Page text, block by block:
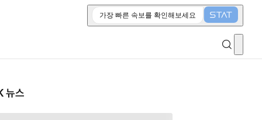
가장 빠른 속보를 확인해보세요
뉴스